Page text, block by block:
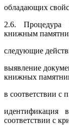
обладающих
2.6. Процедура
книжным
следующие
выявление
книжных
в соответствии с
идентификация
соответствии с